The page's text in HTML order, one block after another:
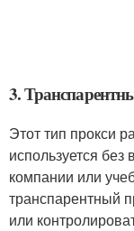
3.
Этот тип прокси
используется
компании или
транспарентный
или